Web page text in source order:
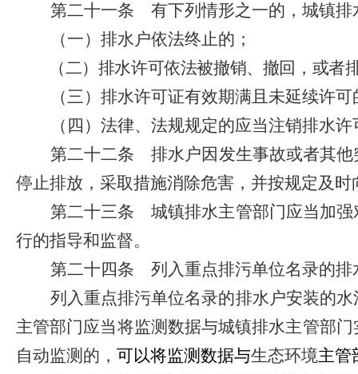
第二十一条 有下列情形之一的，城镇排
（一）排水户依法终止的；
（二）排水许可依法被撤销、撤回，或者
（三）排水许可证有效期满且未延续许可
（四）法律、法规规定的应当注销排水
第二十二条
排水户因发生事故或者其
停止排放，采取措施消除危害，并按规定及
第二十三条 城镇排水主管部门应当加强
行的指导和监督。
第二十四条 列入重点排污单位名录的排
列入重点排污单位名录的排水户安装的
主管部门应当将监测数据与城镇排水主管部
自动监测的， 可以将监测数据与生态环境主管